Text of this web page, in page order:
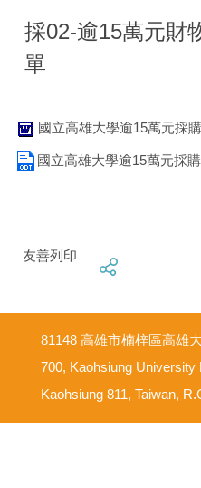
採02-逾15萬元財
單
國立高雄大學逾15萬元採
國立高雄大學逾15萬元採
友善列印
81148 高雄市楠梓區高雄
700, Kaohsiung University
Kaohsiung 811, Taiwan,